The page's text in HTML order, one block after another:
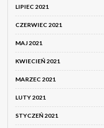
LIPIEC 2021
CZERWIEC 2021
MAJ 2021
KWIECIEŃ 2021
MARZEC 2021
LUTY 2021
STYCZEŃ 2021